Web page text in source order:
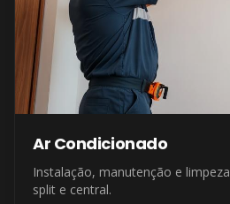
Ar Condicionado
Instalação, manutenção e
split e central.